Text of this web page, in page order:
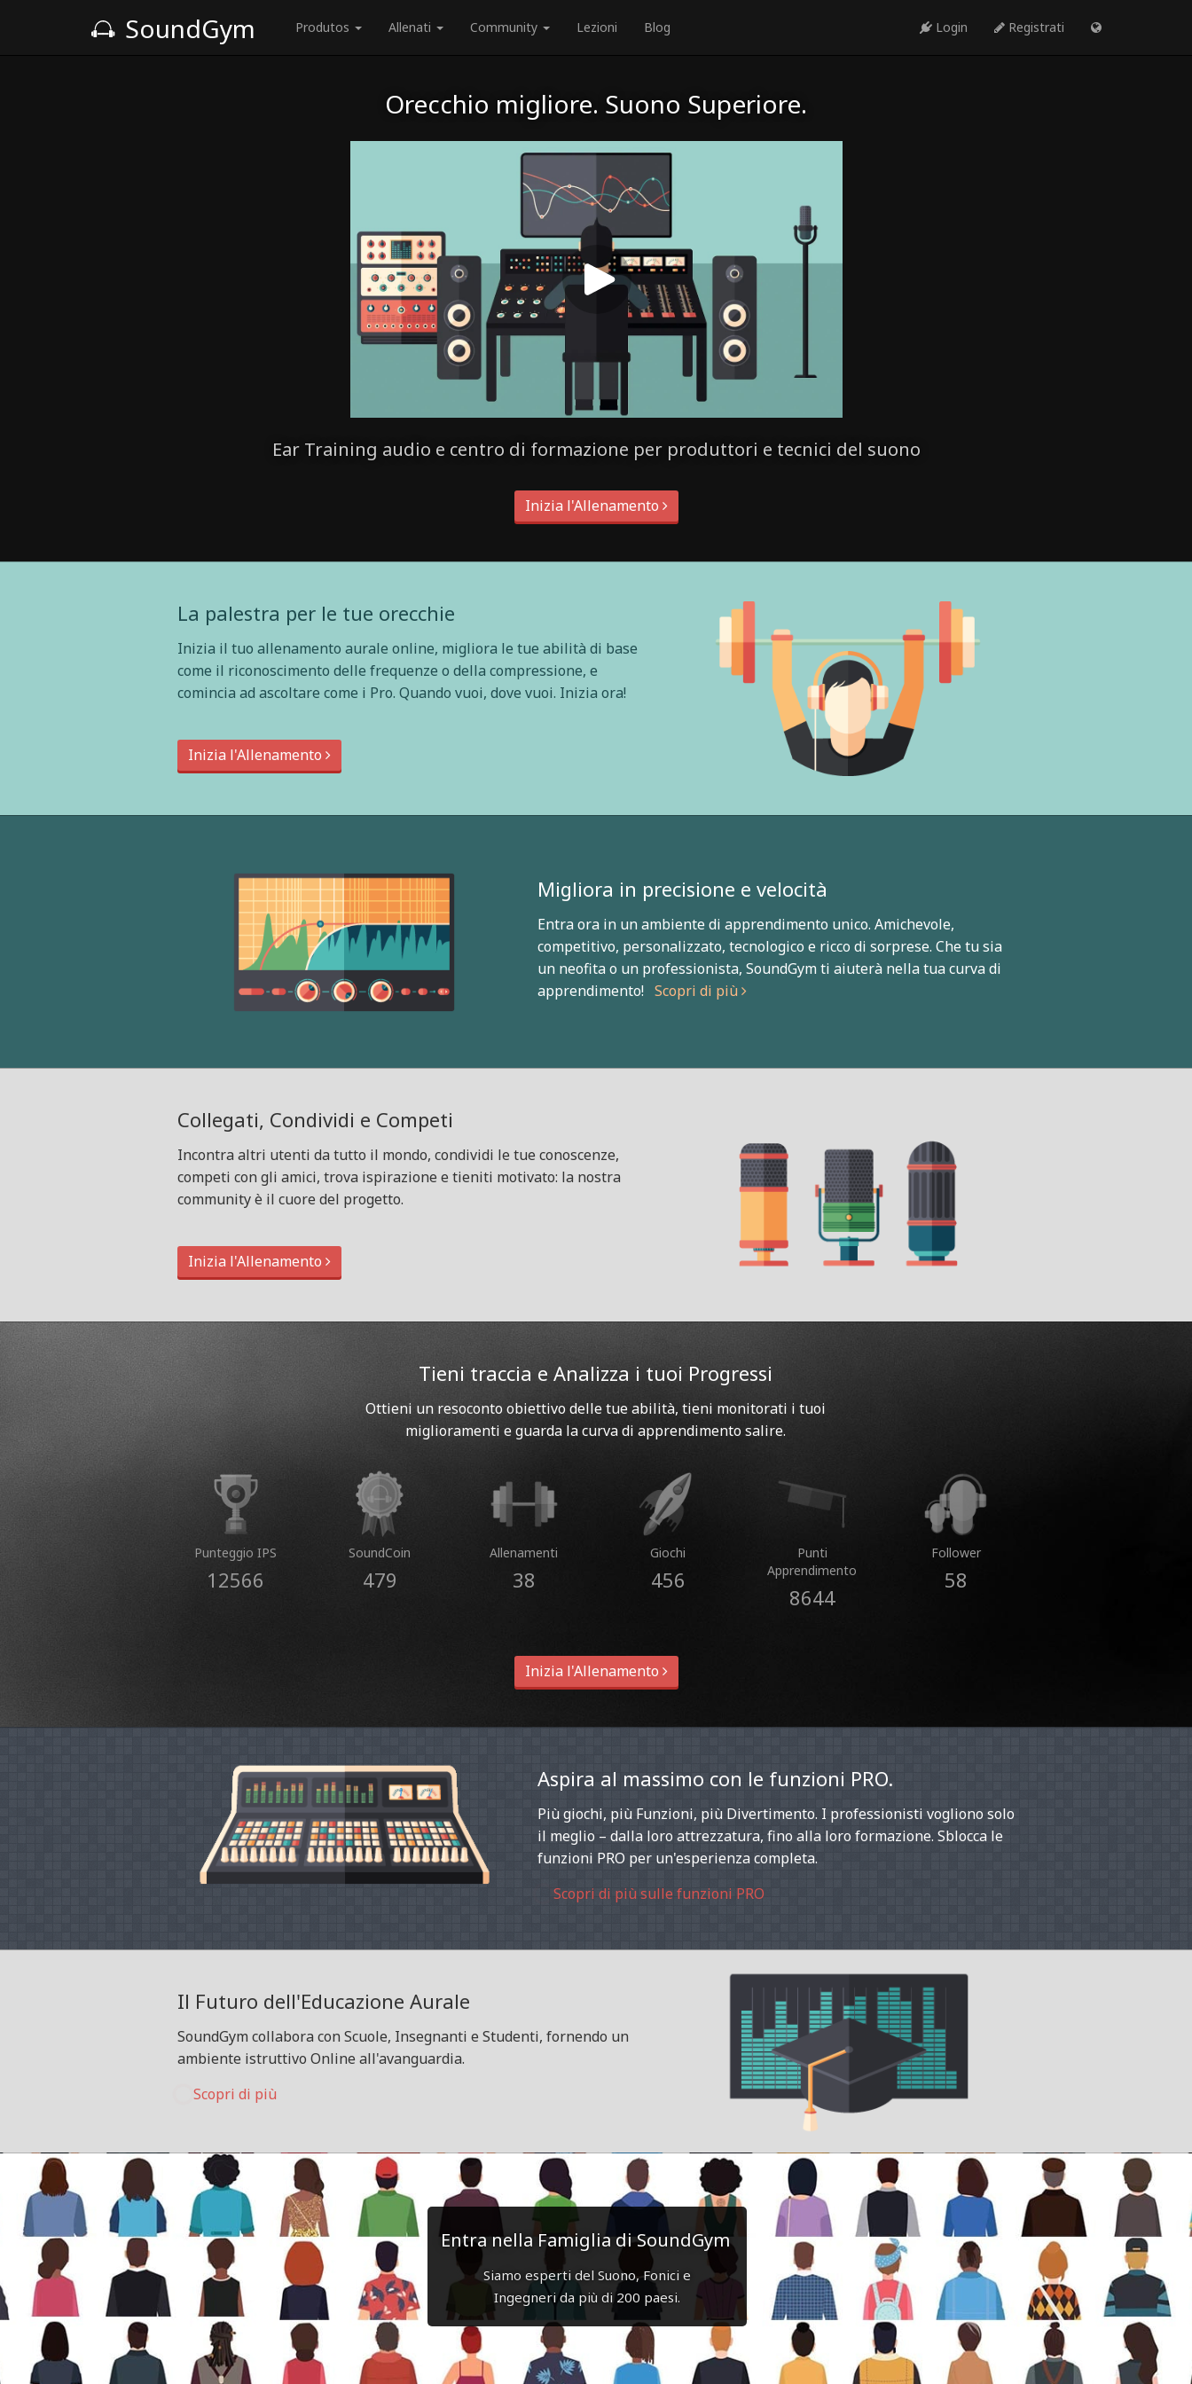
SoundGym Produtos Allenati Community Lezioni Blog Login Registrati
Orecchio migliore. Suono Superiore.
Ear Training audio e centro di formazione per produttori e tecnici del suono
Inizia l'Allenamento
La palestra per le tue orecchie
Inizia il tuo allenamento aurale online, migliora le tue abilità di base
come il riconoscimento delle frequenze o della compressione, e
comincia ad ascoltare come i Pro. Quando vuoi, dove vuoi. Inizia ora!
Inizia l'Allenamento
Migliora in precisione e velocità
Entra ora in un ambiente di apprendimento unico. Amichevole,
competitivo, personalizzato, tecnologico e ricco di sorprese. Che tu sia
un neofita o un professionista, SoundGym ti aiuterà nella tua curva di
apprendimento! Scopri di più
Collegati, Condividi e Competi
Incontra altri utenti da tutto il mondo, condividi le tue conoscenze,
competi con gli amici, trova ispirazione e tieniti motivato: la nostra
community è il cuore del progetto.
Inizia l'Allenamento
Tieni traccia e Analizza i tuoi Progressi
Ottieni un resoconto obiettivo delle tue abilità, tieni monitorati i tuoi
miglioramenti e guarda la curva di apprendimento salire.
Punteggio IPS
12566
SoundCoin
479
Allenamenti
38
Giochi
456
Punti
Apprendimento
8644
Follower
58
Inizia l'Allenamento
Aspira al massimo con le funzioni PRO.
Più giochi, più Funzioni, più Divertimento. I professionisti vogliono solo
il meglio – dalla loro attrezzatura, fino alla loro formazione. Sblocca le
funzioni PRO per un'esperienza completa.
Scopri di più sulle funzioni PRO
Il Futuro dell'Educazione Aurale
SoundGym collabora con Scuole, Insegnanti e Studenti, fornendo un
ambiente istruttivo Online all'avanguardia.
Scopri di più
Entra nella Famiglia di SoundGym
Siamo esperti del Suono, Fonici e
Ingegneri da più di 200 paesi.